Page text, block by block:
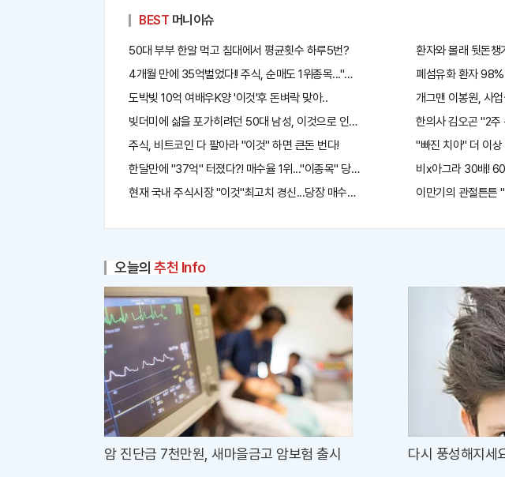
BEST 머니이슈
50대 부부 한알 먹고 침대에서 평균횟수 하루5번?
4개월 만에 35억벌었다!! 주식, 순매도 1위종목..."충격"
도박빚 10억 여배우K양 '이것'후 돈벼락 맞아..
빚더미에 삶을 포가히려던 50대 남성, 이것으로 인생역전
주식, 비트코인 다 팔아라 "이것" 하면 큰돈 번다!
한달만에 "37억" 터졌다?! 매수율 1위..."이종목" 당장사라!
현재 국내 주식시장 "이것"최고치 경신...당장 매수해라!!
환자와 몰래 뒷돈챙
폐섬유화 환자
개그맨 이봉원, 사
한의사 김오곤 "2
"빠진 치아" 더 이상
비x아그라 30배!
이만기의 관절튼튼
오늘의 추천 Info
암 진단금 7천만원, 새마을금고 암보험 출시
다시 풍성해지세